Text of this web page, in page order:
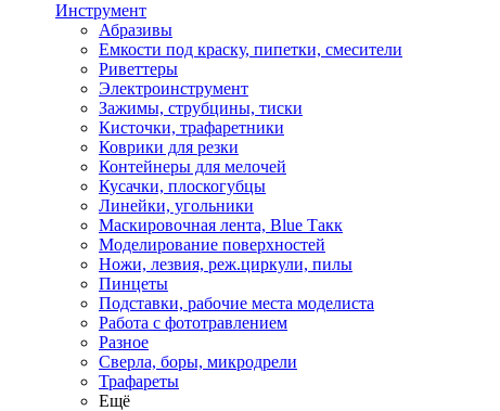
Инструмент
Абразивы
Емкости под краску, пипетки, смесители
Риветтеры
Электроинструмент
Зажимы, струбцины, тиски
Кисточки, трафаретники
Коврики для резки
Контейнеры для мелочей
Кусачки, плоскогубцы
Линейки, угольники
Маскировочная лента, Blue Такк
Моделирование поверхностей
Ножи, лезвия, реж.циркули, пилы
Пинцеты
Подставки, рабочие места моделиста
Работа с фототравлением
Разное
Сверла, боры, микродрели
Трафареты
Ещё